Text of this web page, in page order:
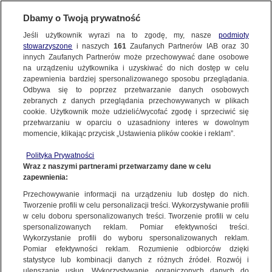
KONTAKT24
Wyślij Materiał
WYŚLIJ MATERIAŁ
NAJNOWSZE
GORĄCE TEMATY
WIĘCEJ
KANAŁY
Dzień dobry!
Jedno konto do wszystkich usług
NAJNOWSZE
MATERIAŁ UŻYTKOWNIKA
Dbamy o Twoją prywatność
Jeśli użytkownik wyrazi na to zgodę, my, nasze podmioty
stowarzyszone i naszych 161Zaufanych Partnerów IAB oraz 30
innych Zaufanych Partnerów może przechowywać dane osobowe
na urządzeniu użytkownika i uzyskiwać do nich dostęp w celu
zapewnienia bardziej spersonalizowanego sposobu przeglądania.
Odbywa się to poprzez przetwarzanie danych osobowych
zebranych z danych przeglądania przechowywanych w plikach
cookie. Użytkownik może udzielić/wycofać zgodę i sprzeciwić się
przetwarzaniu w oparciu o uzasadniony interes w dowolnym
momencie, klikając przycisk „Ustawienia plików cookie i reklam”.
Polityka Prywatności
Wraz z naszymi partnerami przetwarzamy dane w celu
zapewnienia:
Przechowywanie informacji na urządzeniu lub dostęp do nich.
Tworzenie profili w celu personalizacji treści. Wykorzystywanie profili
w celu doboru spersonalizowanych treści. Tworzenie profili w celu
spersonalizowanych reklam. Pomiar efektywności treści.
Wykorzystanie profili do wyboru spersonalizowanych reklam.
Pomiar efektywności reklam. Rozumienie odbiorców dzięki
statystyce lub kombinacji danych z różnych źródeł. Rozwój i